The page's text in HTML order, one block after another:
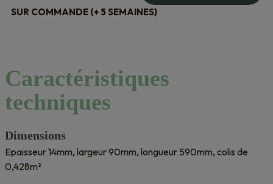
SUR COMMANDE (+ 5 SEMAINES)
Caractéristiques
techniques
Dimensions
Epaisseur 14mm, largeur 90mm, longueur 590mm, colis de
0,428m²